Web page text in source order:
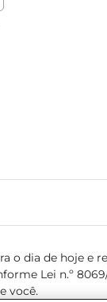
o dia de hoje e
Lei n.º
você.